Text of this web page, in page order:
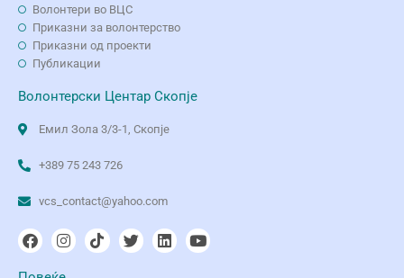
Волонтери во ВЦС
Приказни за волонтерство
Приказни од проекти
Публикации
Волонтерски Центар Скопје
Емил Зола 3/3-1, Скопје
+389 75 243 726
vcs_contact@yahoo.com